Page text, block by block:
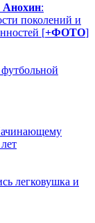
Анохин:
поколений и
[+ФОТО]
легковушка и